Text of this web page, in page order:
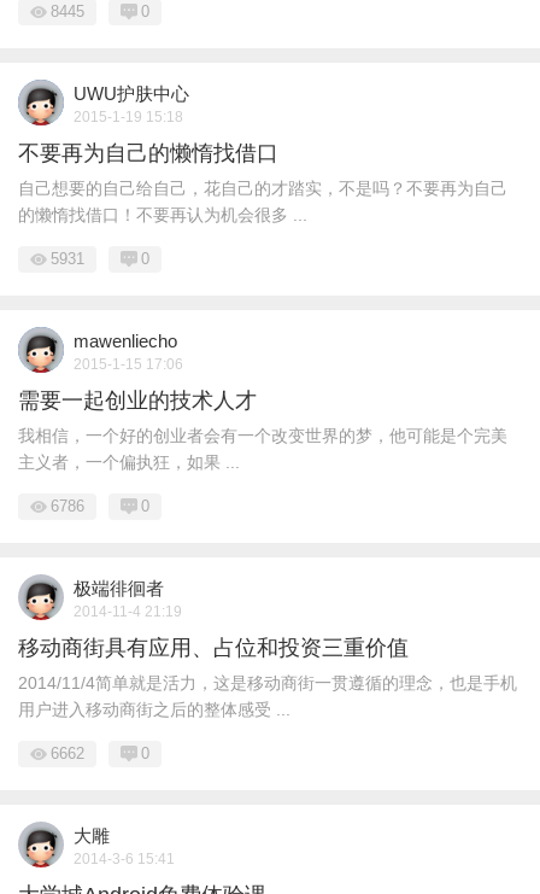
8445 0
UWU护肤中心
2015-1-19 15:18
不要再为自己的懒惰找借口
自己想要的自己给自己，花自己的才踏实，不是吗？不要再为自己
的懒惰找借口！不要再认为机会很多 ...
5931 0
mawenliecho
2015-1-15 17:06
需要一起创业的技术人才
我相信，一个好的创业者会有一个改变世界的梦，他可能是个完美
主义者，一个偏执狂，如果 ...
6786 0
极端徘徊者
2014-11-4 21:19
移动商街具有应用、占位和投资三重价值
2014/11/4简单就是活力，这是移动商街一贯遵循的理念，也是手机
用户进入移动商街之后的整体感受 ...
6662 0
大雕
2014-3-6 15:41